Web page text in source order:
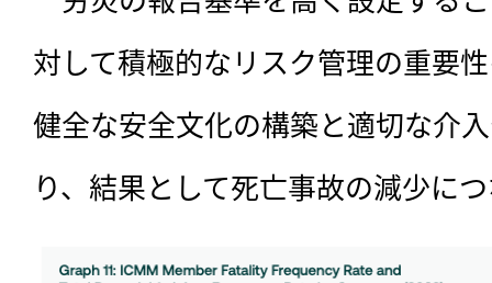
対して積極的なリスク管理の重要
健全な安全文化の構築と適切な介
り、結果として死亡事故の減少に